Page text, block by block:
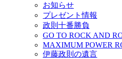
お知らせ
プレゼント情報
政則十番勝負
GO TO ROCK AND
MAXIMUM POWER
伊藤政則の遺言